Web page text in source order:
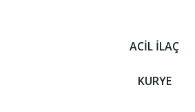
ACİL İLAÇ
KURYE